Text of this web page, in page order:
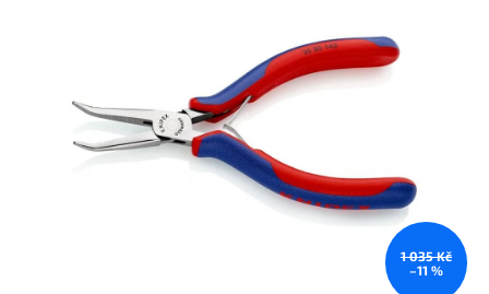
1 035 Kč
–11 %